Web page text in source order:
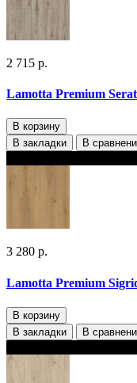
2 715 р.
Lamotta Premium
В корзину
В закладки
В
3 280 р.
Lamotta Premium
В корзину
В закладки
В